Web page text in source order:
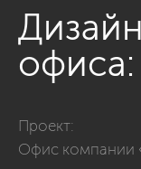
офиса:
Проект:
Офис компании